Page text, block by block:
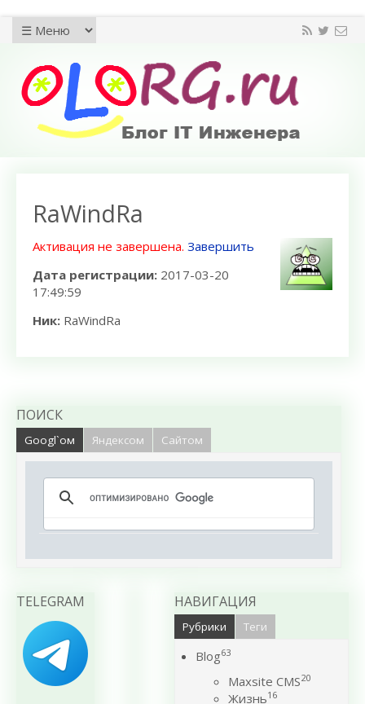
RaWindRa
Активация не завершена. Завершить
Дата регистрации: 2017-03-20
17:49:59
Ник: RaWindRa
ПОИСК
Googl`ом Яндексом Сайтом
TELEGRAM НАВИГАЦИЯ
Рубрики Теги
Blog63
Maxsite CMS20
Жизнь16